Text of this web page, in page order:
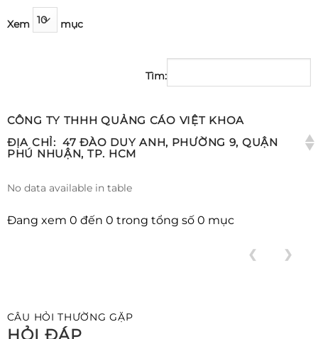
Xem mục
Tìm:
CÔNG TY THHH QUẢNG CÁO VIỆT KHOA
ĐỊA CHỈ: 47 ĐÀO DUY ANH, PHƯỜNG 9, QUẬN
PHÚ NHUẬN, TP. HCM
No data available in table
Đang xem 0 đến 0 trong tổng số 0 mục
❮ ❯
CÂU HỎI THƯỜNG GẶP
HỎI ĐÁP